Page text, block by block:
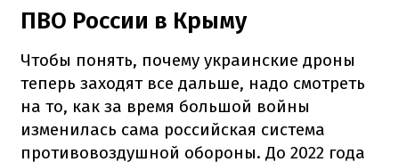
ПВО России в Крыму
Чтобы понять, почему украинские дроны
теперь заходят все дальше, надо смотреть
на то, как за время большой войны
изменилась сама российская система
противовоздушной обороны. До 2022 года